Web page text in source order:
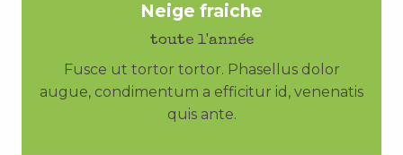
Neige fraiche
toute l'année
Fusce ut tortor tortor. Phasellus dolor
augue, condimentum a efficitur id, venenatis
quis ante.